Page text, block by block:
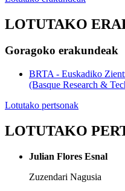
LOTUTAKO
Goragoko erakundeak
BRTA - Euskadiko
(Basque Research &
Lotutako pertsonak
LOTUTAKO
Julian Flores Esnal
Zuzendari Nagusia